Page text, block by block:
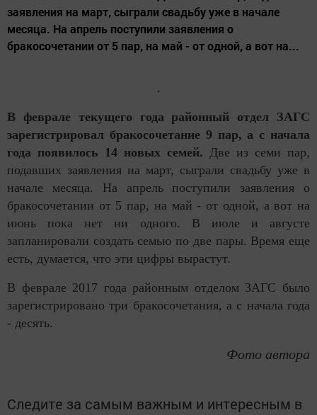
заявления на март, сыграли свадьбу уже в начале
месяца. На апрель поступили заявления о
бракосочетании от 5 пар, на май - от одной, а вот на...
В феврале текущего года районный отдел ЗАГС
зарегистрировал бракосочетание 9 пар, а с начала
года появилось 14 новых семей. Две из семи пар,
подавших заявления на март, сыграли свадьбу уже в
начале месяца. На апрель поступили заявления о
бракосочетании от 5 пар, на май - от одной, а вот на
июнь пока нет ни одного. В июле и августе
запланировали создать семью по две пары. Время еще
есть, думается, что эти цифры вырастут.
В феврале 2017 года районным отделом ЗАГС было
зарегистрировано три бракосочетания, а с начала года
- десять.
Фото автора
Следите за самым важным и интересным в